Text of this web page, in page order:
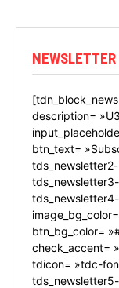
NEWSLETTER
description=
btn_text=
btn_bg_color=
check_accent=
tdicon= »tdc-